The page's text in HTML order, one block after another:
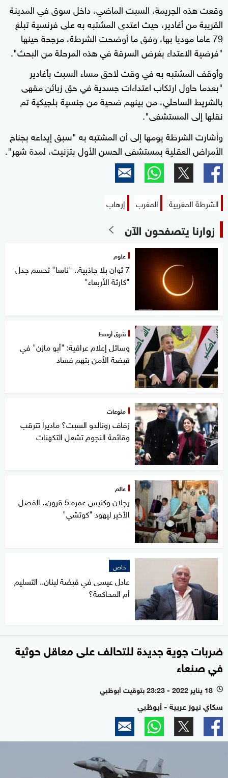
وقعت هذه الجريمة، السبت الماضي، داخل سوق في المدينة
القريبة من أغادير، حيث اعتدى المشتبه به على فرنسية تبلغ
79 عاما موديا بها، وفق ما أوضحت الشرطة، مرجحة حينها
"فرضية الاعتداء بغرض السرقة في هذه المرحلة من البحث".
وأوقف المشتبه به في وقت لاحق مساء السبت بأغادير
"بعدما حاول ارتكاب اعتداءات جسدية في حق زبائن مقهى
بالشريط الساحلي، من بينهم ضحية من جنسية بلجيكية تم
نقلها إلى المستشفى".
وأشارت الشرطة يومها إلى أن المشتبه به "سبق إيداعه بجناح
الأمراض العقلية بمستشفى الحسن الأول بتزنيت، لمدة شهر".
الشرطة المغربية المغرب إرهاب
زوارنا يتصفحون الآن
علوم
7 ثوان بلا جاذبية.. "ناسا" تحسم جدل
"كارثة الأربعاء"
شرق أوسط
وسائل إعلام عراقية: "أبو مازن" في
قبضة الأمن بتهم فساد
منوعات
زفاف رونالدو السبت؟ ماديرا تترقب
وقائمة النجوم تشعل التكهنات
عالم
رجلان وكنيس عمره 5 قرون.. الفصل
الأخير ليهود "كوتشي"
خاص
عادل عيسى في قبضة لبنان.. التسليم
أم المحاكمة؟
ضربات جوية جديدة للتحالف على معاقل حوثية
في صنعاء
l 18 يناير 2022 - 23:23 بتوقيت أبوظبي
سكاي نيوز عربية - أبوظبي